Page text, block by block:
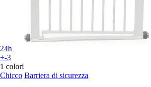
24h
+-3
1 colori
Chicco Barriera di sicurezza